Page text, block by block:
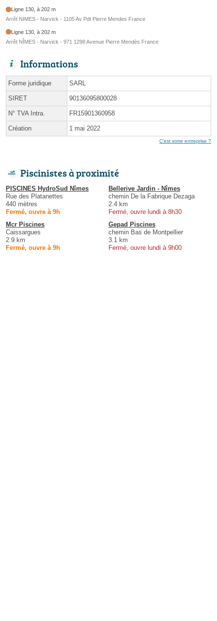
Ligne 130, à 202 m
Arrêt NIMES - Narvick - 1105 Av Pdt Pierre Mendes France
Ligne 130, à 202 m
Arrêt NÎMES - Narvick - 971 1298 Avenue Pierre Mendès France
Informations
Forme juridique SARL
SIRET 90136095800028
N° TVA Intra. FR15901360958
Création 1 mai 2022
C'est votre entreprise ?
Piscinistes à proximité
PISCINES HydroSud Nîmes
Rue des Platanettes
440 mètres
Fermé, ouvre à 9h
Bellerive Jardin - Nîmes
chemin De la Fabrique Dezaga
2.4 km
Fermé, ouvre lundi à 8h30
Mcr Piscines
Caissargues
2.9 km
Fermé, ouvre à 9h
Gepad Piscines
chemin Bas de Montpellier
3.1 km
Fermé, ouvre lundi à 9h00